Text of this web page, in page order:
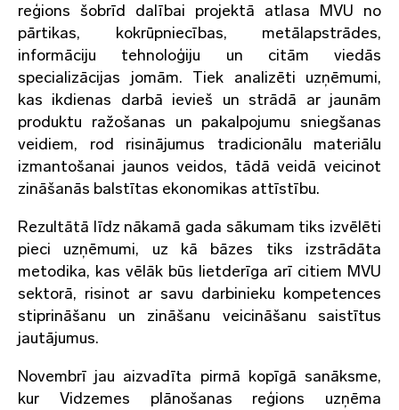
reģions šobrīd dalībai projektā atlasa MVU no
pārtikas, kokrūpniecības, metālapstrādes,
informāciju tehnoloģiju un citām viedās
specializācijas jomām. Tiek analizēti uzņēmumi,
kas ikdienas darbā ievieš un strādā ar jaunām
produktu ražošanas un pakalpojumu sniegšanas
veidiem, rod risinājumus tradicionālu materiālu
izmantošanai jaunos veidos, tādā veidā veicinot
zināšanās balstītas ekonomikas attīstību.
Rezultātā līdz nākamā gada sākumam tiks izvēlēti
pieci uzņēmumi, uz kā bāzes tiks izstrādāta
metodika, kas vēlāk būs lietderīga arī citiem MVU
sektorā, risinot ar savu darbinieku kompetences
stiprināšanu un zināšanu veicināšanu saistītus
jautājumus.
Novembrī jau aizvadīta pirmā kopīgā sanāksme,
kur Vidzemes plānošanas reģions uzņēma